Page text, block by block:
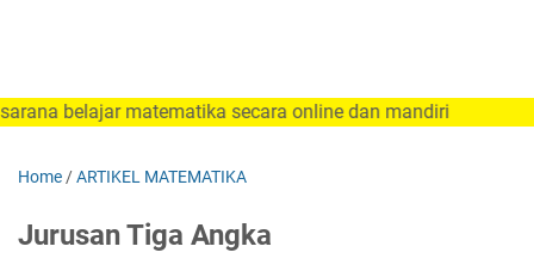
matematika secara online dan mandiri
Home /ARTIKEL MATEMATIKA
Jurusan Tiga Angka